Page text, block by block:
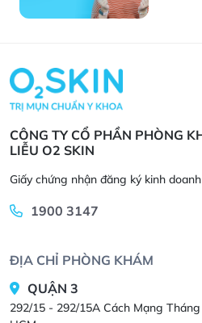
CÔNG TY CỔ PHẦN PHÒNG
LIỄU O2 SKIN
Giấy chứng nhận đăng ký kinh
1900 3147
ĐỊA CHỈ PHÒNG KHÁM
QUẬN 3
292/15 - 292/15A Cách Mạng